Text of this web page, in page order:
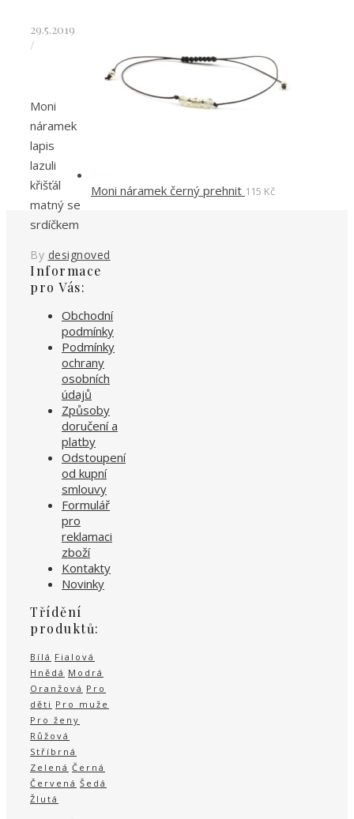
29.5.2019
/
Moni
náramek
lapis
lazuli
křišťál
matný se
srdíčkem
By designoved
Moni náramek černý prehnit 115 Kč
Informace
pro Vás:
Obchodní
podmínky
Podmínky
ochrany
osobních
údajů
Způsoby
doručení a
platby
Odstoupení
od kupní
smlouvy
Formulář
pro
reklamaci
zboží
Kontakty
Novinky
Třídění
produktů:
Bílá Fialová
Hnědá Modrá
Oranžová Pro
děti Pro muže
Pro ženy
Růžová
Stříbrná
Zelená Černá
Červená Šedá
Žlutá